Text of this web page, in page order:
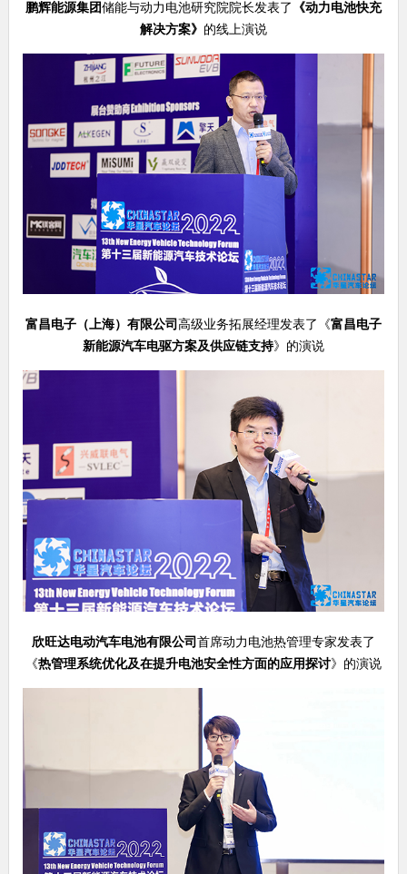
鹏辉能源集团储能与动力电池研究院院长发表了 《动力电池快充
解决方案》 的线上演说
富昌电子（上海）有限公司 高级业务拓展经理发表了《富昌电子
新能源汽车电驱方案及供应链支持》的演说
欣旺达电动汽车电池有限公司 首席动力电池热管理专家发表了
《热管理系统优化及在提升电池安全性方面的应用探讨》的演说